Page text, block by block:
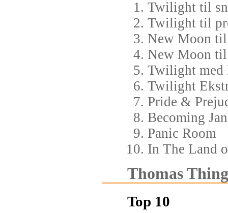
Twilight til
Twilight til
New Moon
New Moon til
Twilight med
Twilight
Pride &
Becoming
Panic Room
In The Land
Thomas
Top 10